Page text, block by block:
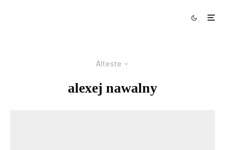
Älteste
alexej nawalny